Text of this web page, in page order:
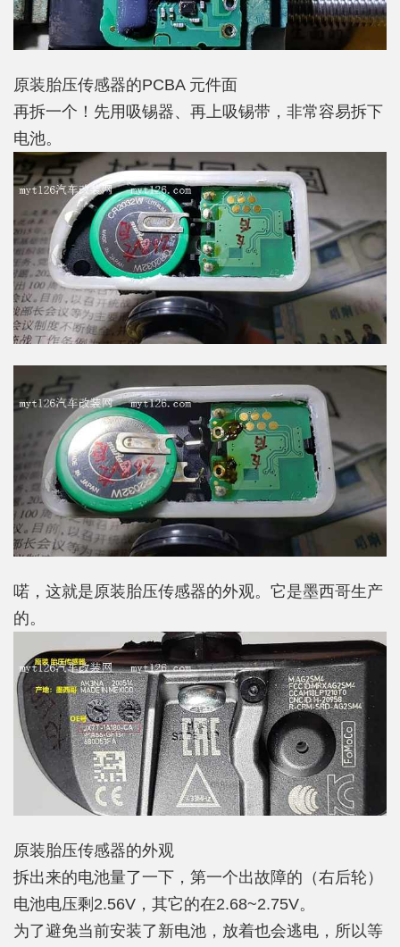
原装胎压传感器的PCBA 元件面
再拆一个！先用吸锡器、再上吸锡带，非常容易拆下
电池。
喏，这就是原装胎压传感器的外观。它是墨西哥生产
的。
原装胎压传感器的外观
拆出来的电池量了一下，第一个出故障的（右后轮）
电池电压剩2.56V，其它的在2.68~2.75V。
为了避免当前安装了新电池，放着也会逃电，所以等